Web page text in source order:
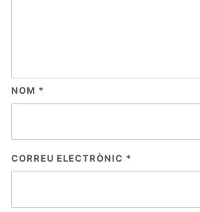
NOM *
CORREU ELECTRÒNIC *